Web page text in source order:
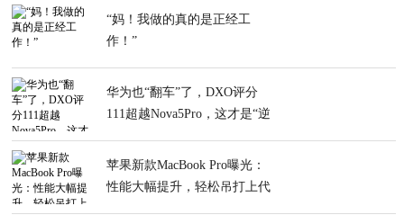
“妈！我做的真的是正经工
作！”
华为也“翻车”了，DXO评分
111超越Nova5Pro，这才是“逆
苹果新款MacBook Pro曝光：
性能大幅提升，轻松吊打上代